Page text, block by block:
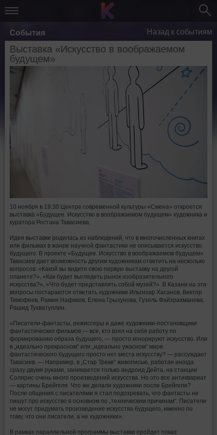
События Назад к событиям
Выставка «Искусство в воображаемом
будущем»
10 ноября в 19:30 Центре современной культуры «Смена» откроется
выставка «Будущее. Искусство в воображаемом будущем» художника и
куратора Ростана Тавасиева.
Идея выставки родилась из наблюдений, что в многочисленных книгах
или фильмах в жанре научной фантастики не описывается искусство
будущего. В проекте «Будущее. Искусство в воображаемом будущем»
Тавасиев дает возможность другим художникам ответить на несколько
вопросов: «Какой вы видите свою первую выставку на другой
планете?», «Как будет выглядеть рынок изобразительного
искусства?», «Что будет представлять собой музей?». В Казани на эти
вопросы постараются ответить художники Ильгизар Хасанов, Виктор
Тимофеев, Рамин Нафиков, Елена Грызунова, Гузель Файзрахманова,
Рашид Тухватуллин.
«Писатели-фантасты, режиссеры и даже художники-постановщики
фантастических фильмов — все, кто взял на себя работу по
формированию образа будущего, — просто игнорируют искусство. Или
в „идеально прекрасном“ или „идеально ужасном“ мире
фантастического будущего просто нет места искусству? — рассуждает
Тавасиев. — Например, в „Стар Треке“ живописью, работая иногда
сразу двумя руками, занимается только андроид Дейта, на станции
Солярис очень много произведений искусства. Но это все антиквариат
— картины Брейгеля. Что же делали художники после Брейгеля?
После общения с писателями я стал подозревать, что фантасты не
пишут про искусство в основном по „техническим причинам“. Писатели
не могут придумать произведение искусства будущего, именно по
тому, что они писатели, а не художники».
В рамках параллельной программы выставки пройдет показ